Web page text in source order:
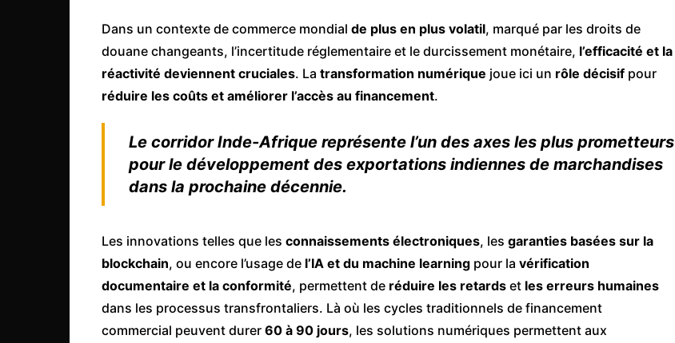
Dans un contexte de commerce mondial de plus en plus volatil, marqué par les droits de
douane changeants, l’incertitude réglementaire et le durcissement monétaire, l’efficacité et la
réactivité deviennent cruciales. La transformation numérique joue ici un rôle décisif pour
réduire les coûts et améliorer l’accès au financement.
Le corridor Inde-Afrique représente l’un des axes les plus prometteurs
pour le développement des exportations indiennes de marchandises
dans la prochaine décennie.
Les innovations telles que les connaissements électroniques, les garanties basées sur la
blockchain, ou encore l’usage de l’IA et du machine learning pour la vérification
documentaire et la conformité, permettent de réduire les retards et les erreurs humaines
dans les processus transfrontaliers. Là où les cycles traditionnels de financement
commercial peuvent durer 60 à 90 jours, les solutions numériques permettent aux